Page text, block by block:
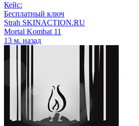
Кейс:
Бесплатный ключ
Strah SKINACTION.RU
Mortal Kombat 11
13 м. назад